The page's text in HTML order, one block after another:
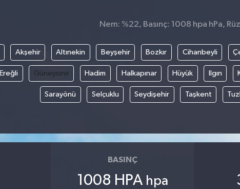
Nem: %22, Basınç: 1008 hpa hPa,
Akşehir Altınekin Beyşehir Bozkır Cihanbeyli
Ereğli Güneysınır Hadim Halkapınar Hüyük Ilgın
Sarayönü Selçuklu Seydişehir Taşkent
BASINÇ
1008 HPA hpa